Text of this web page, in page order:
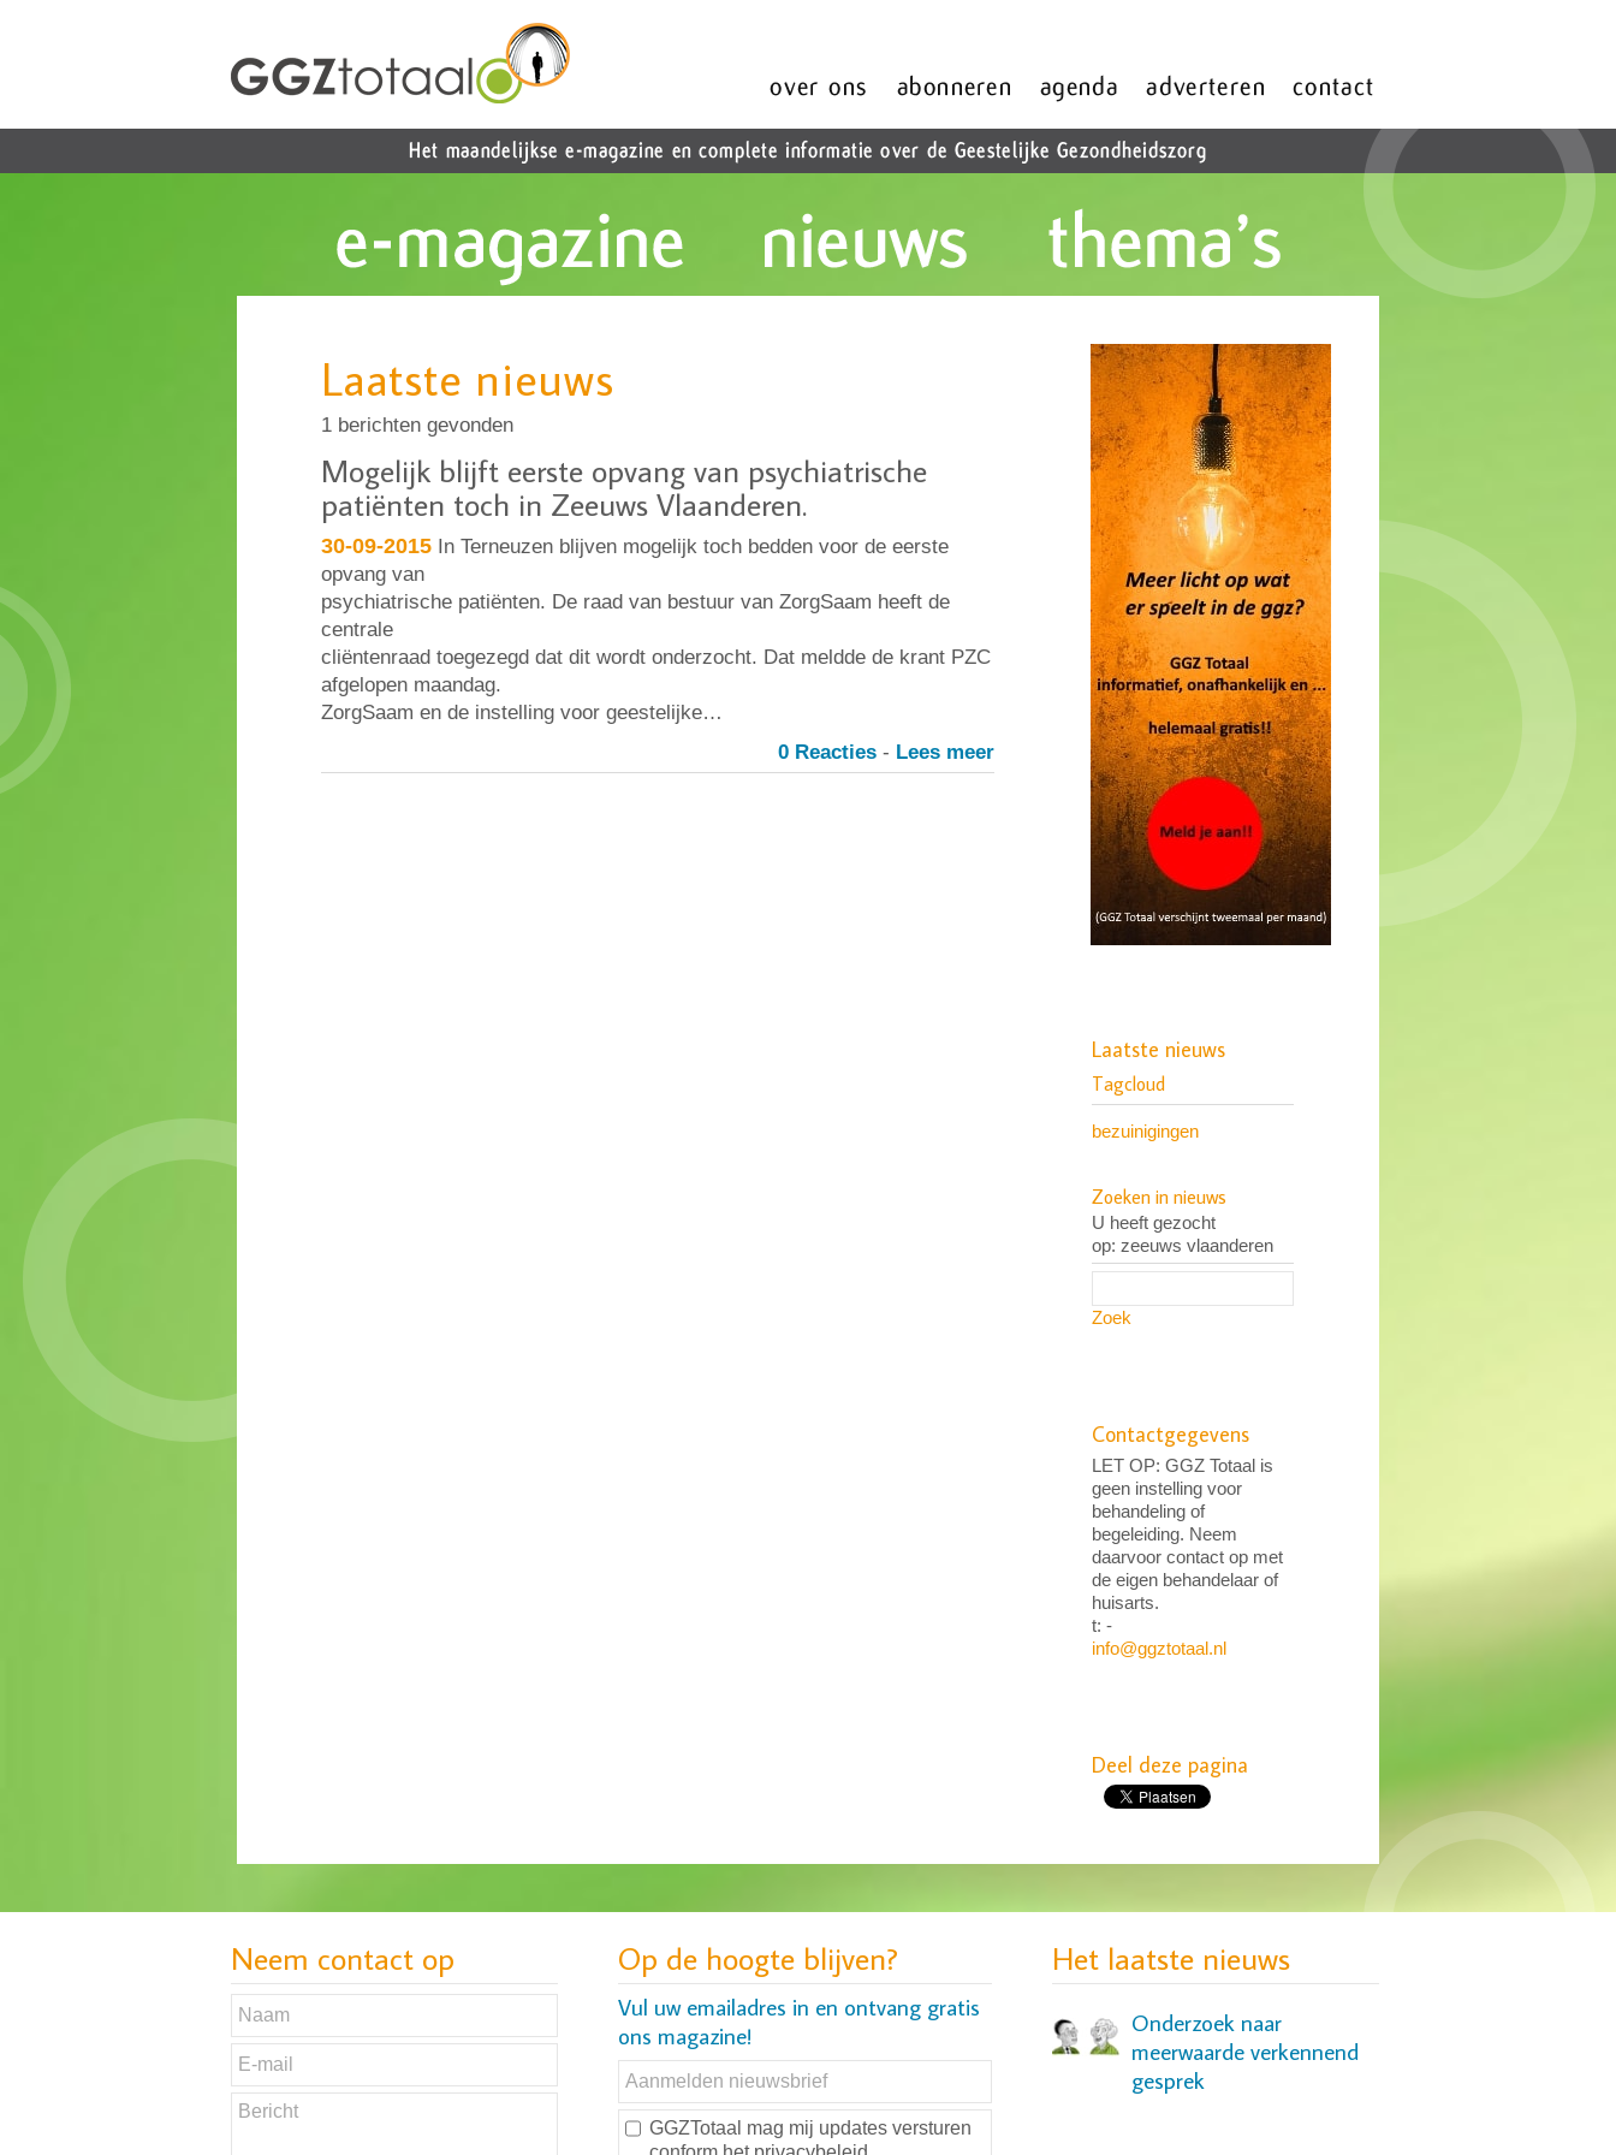
Laatste nieuws
1 berichten gevonden
Mogelijk blijft eerste opvang van psychiatrische
patiënten toch in Zeeuws Vlaanderen.
30-09-2015 In Terneuzen blijven mogelijk toch bedden voor de eerste
opvang van
psychiatrische patiënten. De raad van bestuur van ZorgSaam heeft de
centrale
cliëntenraad toegezegd dat dit wordt onderzocht. Dat meldde de krant PZC
afgelopen maandag.
ZorgSaam en de instelling voor geestelijke…
0 Reacties - Lees meer
Laatste nieuws
Tagcloud
bezuinigingen
Zoeken in nieuws
U heeft gezocht
op: zeeuws vlaanderen
Zoek
Contactgegevens
LET OP: GGZ Totaal is
geen instelling voor
behandeling of
begeleiding. Neem
daarvoor contact op met
de eigen behandelaar of
huisarts.
t: -
info@ggztotaal.nl
Deel deze pagina
Neem contact op Op de hoogte blijven?
Vul uw emailadres in en ontvang gratis
ons magazine!
GGZTotaal mag mij updates versturen
Het laatste nieuws
MIND: gebrek aan
passende zorg voor groep
Onderzoek naar
meerwaarde verkennend
gesprek